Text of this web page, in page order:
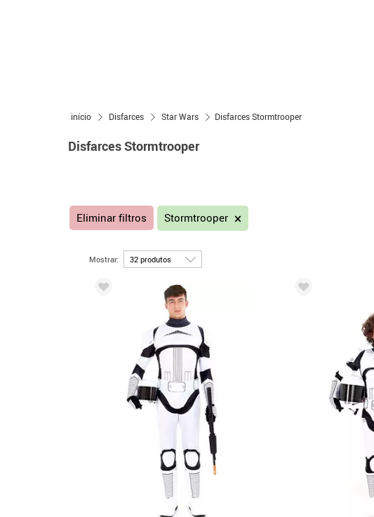
início Disfarces Star Wars Disfarces Stormtrooper
Disfarces Stormtrooper
Eliminar filtros Stormtrooper
Mostrar: